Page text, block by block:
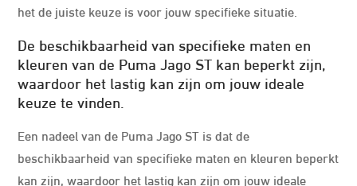
het de juiste keuze is voor jouw specifieke situatie.
De beschikbaarheid van specifieke maten en
kleuren van de Puma Jago ST kan beperkt zijn,
waardoor het lastig kan zijn om jouw ideale
keuze te vinden.
Een nadeel van de Puma Jago ST is dat de
beschikbaarheid van specifieke maten en kleuren beperkt
kan zijn, waardoor het lastig kan zijn om jouw ideale